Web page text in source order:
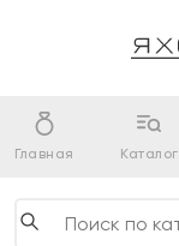
Главная Каталог